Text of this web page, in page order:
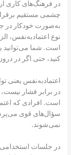
در فرهنگ‌های کاری
چشمی مستقیم
به‌صورت خودکار در
نوع اعتمادبه‌نفس،
است. شما می‌توانید
کنید، حتی اگر در
اعتمادبه‌نفس یعنی
در برابر فشار نیست،
است. افرادی که
سؤال‌های قوی
نمی‌شوند.
در جلسات